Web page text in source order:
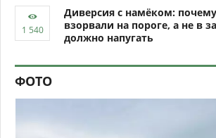
Диверсия с намёком:
взорвали на пороге, а не в
должно напугать
ФОТО